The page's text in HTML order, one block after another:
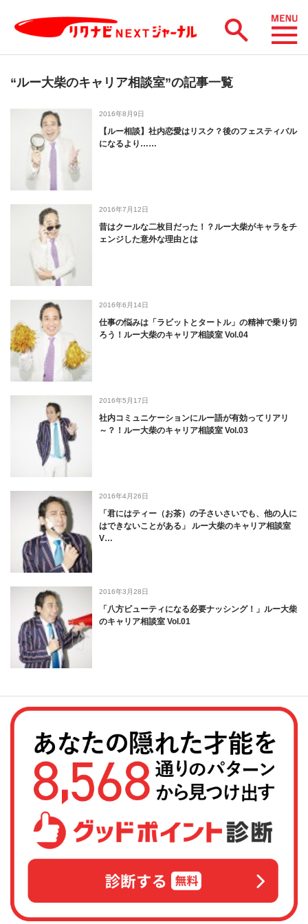
“ルー大柴のキャリア相談室”の記事一覧
2016年8月9日
【ルー相談】社内恋愛はリスク？後のフェスティバル
になるより……
2016年7月12日
昔はクールな二枚目だった！？ルー大柴がキャラをチ
ェンジした意外な理由とは
2016年6月14日
仕事の悩みは「ラビットとタートル」の精神で乗り切
ろう！ルー大柴のキャリア相談室 Vol.04
2016年5月17日
社内コミュニケーションにルー語が有効ってリアリ
～？！ルー大柴のキャリア相談室 Vol.03
2016年4月26日
「君にはティー（お茶）の子さいさいでも、他の人に
はできないことがある」 ルー大柴のキャリア相談室
V…
2016年3月28日
「八方ビューティになる必要ナッシング！」ルー大柴
のキャリア相談室 Vol.01